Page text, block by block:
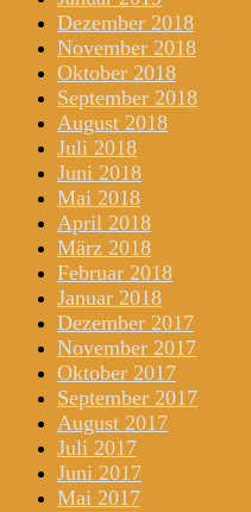
Dezember 2018
November 2018
Oktober 2018
September 2018
August 2018
Juli 2018
Juni 2018
Mai 2018
April 2018
März 2018
Februar 2018
Januar 2018
Dezember 2017
November 2017
Oktober 2017
September 2017
August 2017
Juli 2017
Juni 2017
Mai 2017